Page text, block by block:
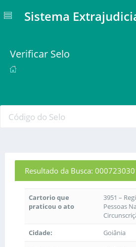
Sistema
Verificar Selo
Cartorio que
praticou o ato
3951 –
Pessoas
Cidade:
Goiânia